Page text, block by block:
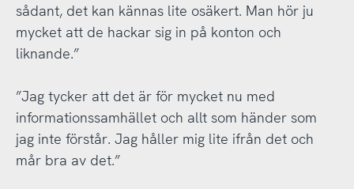
sådant, det kan kännas lite osäkert. Man hör ju
mycket att de hackar sig in på konton och
liknande.”
”Jag tycker att det är för mycket nu med
informationssamhället och allt som händer som
jag inte förstår. Jag håller mig lite ifrån det och
mår bra av det.”